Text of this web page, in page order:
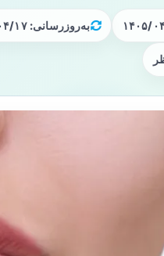
۰۴/۱۷ به‌روزرسانی: ۱۴۰۵/۰۴/۱۷